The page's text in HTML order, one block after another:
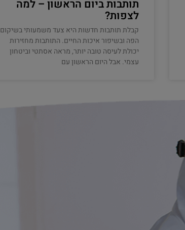
תותבות ביום הראשון – למה
לצפות?
קבלת תותבות חדשות היא צעד משמעותי בשיקום
הפה ובשיפור איכות החיים. התותבות מחזירות
יכולת לעיסה טובה יותר, מראה אסתטי וביטחון
עצמי. אבל היום הראשון עם